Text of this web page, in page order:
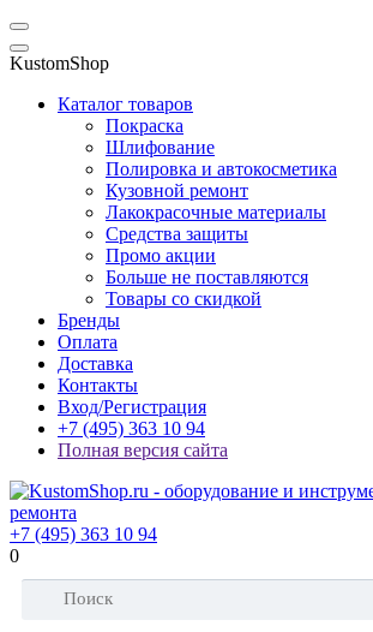
KustomShop
Каталог товаров
Покраска
Шлифование
Полировка и автокосметика
Кузовной ремонт
Лакокрасочные материалы
Средства защиты
Промо акции
Больше не поставляются
Товары со скидкой
Бренды
Оплата
Доставка
Контакты
Вход/Регистрация
+7 (495) 363 10 94
Полная версия сайта
+7 (495) 363 10 94
0